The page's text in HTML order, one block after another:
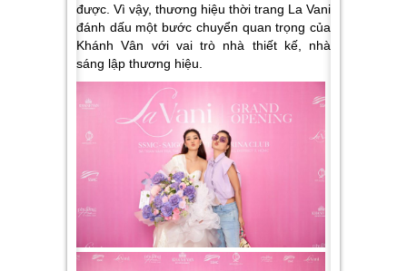
được. Vì vậy, thương hiệu thời trang La Vani
đánh dấu một bước chuyển quan trọng của
Khánh Vân với vai trò nhà thiết kế, nhà
sáng lập thương hiệu.